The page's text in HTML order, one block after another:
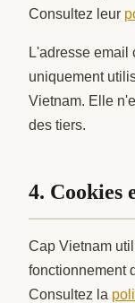
Consultez leur
L'adresse email
uniquement
Vietnam. Elle
des tiers.
4. Cookies
Cap Vietnam
fonctionnement
Consultez la